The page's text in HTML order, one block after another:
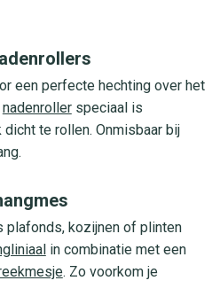
een perfecte hechting over het
nadenrollerspeciaal is
te rollen. Onmisbaar bij
plafonds, kozijnen of plinten
in combinatie met een
. Zo voorkom je